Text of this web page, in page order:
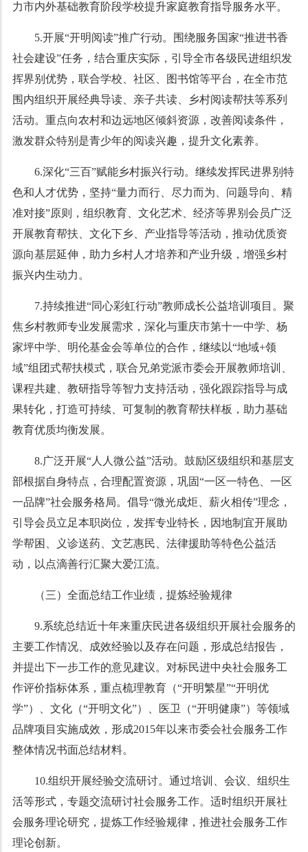
力市内外基础教育阶段学校提升家庭教育指导服务水平。
5.开展“开明阅读”推广行动。围绕服务国家“推进书香
社会建设”任务，结合重庆实际，引导全市各级民进组织发
挥界别优势，联合学校、社区、图书馆等平台，在全市范
围内组织开展经典导读、亲子共读、乡村阅读帮扶等系列
活动。重点向农村和边远地区倾斜资源，改善阅读条件，
激发群众特别是青少年的阅读兴趣，提升文化素养。
6.深化“三百”赋能乡村振兴行动。继续发挥民进界别特
色和人才优势，坚持“量力而行、尽力而为、问题导向、精
准对接”原则，组织教育、文化艺术、经济等界别会员广泛
开展教育帮扶、文化下乡、产业指导等活动，推动优质资
源向基层延伸，助力乡村人才培养和产业升级，增强乡村
振兴内生动力。
7.持续推进“同心彩虹行动”教师成长公益培训项目。聚
焦乡村教师专业发展需求，深化与重庆市第十一中学、杨
家坪中学、明伦基金会等单位的合作，继续以“地域+领
域”组团式帮扶模式，联合兄弟党派市委会开展教师培训、
课程共建、教研指导等智力支持活动，强化跟踪指导与成
果转化，打造可持续、可复制的教育帮扶样板，助力基础
教育优质均衡发展。
8.广泛开展“人人微公益”活动。鼓励区级组织和基层支
部根据自身特点，合理配置资源，巩固“一区一特色、一区
一品牌”社会服务格局。倡导“微光成炬、薪火相传”理念，
引导会员立足本职岗位，发挥专业特长，因地制宜开展助
学帮困、义诊送药、文艺惠民、法律援助等特色公益活
动，以点滴善行汇聚大爱江流。
（三）全面总结工作业绩，提炼经验规律
9.系统总结近十年来重庆民进各级组织开展社会服务的
主要工作情况、成效经验以及存在问题，形成总结报告，
并提出下一步工作的意见建议。对标民进中央社会服务工
作评价指标体系，重点梳理教育（“开明繁星”“开明优
学”）、文化（“开明文化”）、医卫（“开明健康”）等领域
品牌项目实施成效，形成2015年以来市委会社会服务工作
整体情况书面总结材料。
10.组织开展经验交流研讨。通过培训、会议、组织生
活等形式，专题交流研讨社会服务工作。适时组织开展社
会服务理论研究，提炼工作经验规律，推进社会服务工作
理论创新。